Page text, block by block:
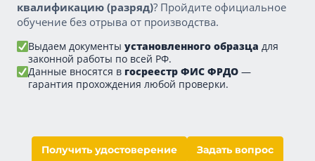
квалификацию (разряд)? Пройдите официальное
обучение без отрыва от производства.
Выдаем документы установленного образца для
законной работы по всей РФ.
Данные вносятся в госреестр ФИС ФРДО —
гарантия прохождения любой проверки.
Получить удостоверение Задать вопрос